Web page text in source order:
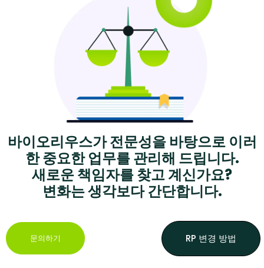
바이오리우스가 전문성을 바탕으로 이러
한 중요한 업무를 관리해 드립니다.
새로운 책임자를 찾고 계신가요?
변화는 생각보다 간단합니다.
문의하기 RP 변경 방법